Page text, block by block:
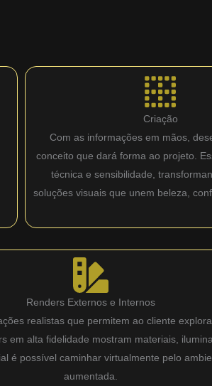
Criação
Com as informações em mãos,
conceito que dará forma ao projeto.
técnica e sensibilidade,
soluções visuais que unem beleza,
Renders Externos e Internos
realistas que permitem ao cliente
em alta fidelidade mostram materiais,
é possível caminhar virtualmente pelo
aumentada.